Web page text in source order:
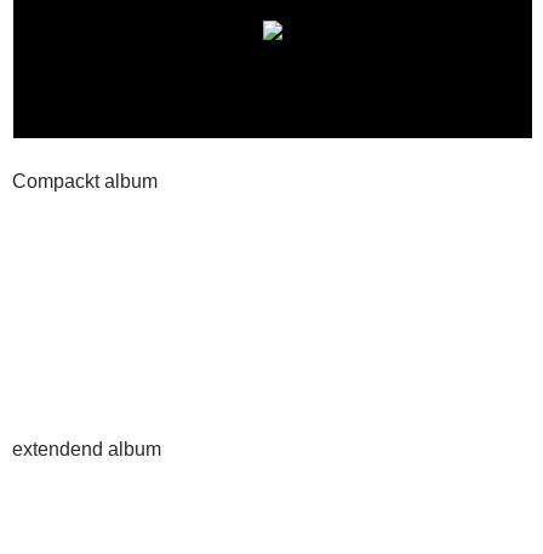
Compackt album
extendend album